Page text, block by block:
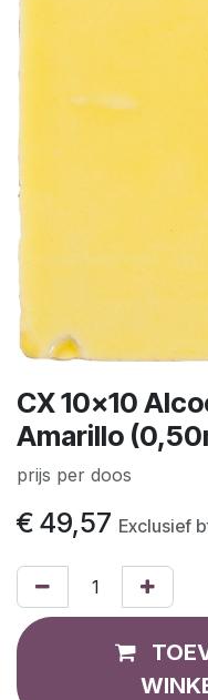
CX 10x10
Amarillo
prijs per doos
€ 49,57 Exclusief